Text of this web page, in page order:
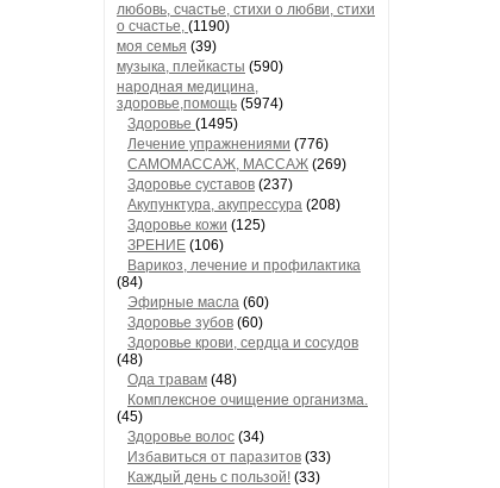
любовь, счастье, стихи о любви, стихи
о счастье, (1190)
моя семья (39)
музыка, плейкасты (590)
народная медицина,
здоровье,помощь (5974)
Здоровье (1495)
Лечение упражнениями (776)
САМОМАССАЖ, МАССАЖ (269)
Здоровье суставов (237)
Акупунктура, акупрессура (208)
Здоровье кожи (125)
ЗРЕНИЕ (106)
Варикоз, лечение и профилактика
(84)
Эфирные масла (60)
Здоровье зубов (60)
Здоровье крови, сердца и сосудов
(48)
Ода травам (48)
Комплексное очищение организма.
(45)
Здоровье волос (34)
Избавиться от паразитов (33)
Каждый день с пользой! (33)